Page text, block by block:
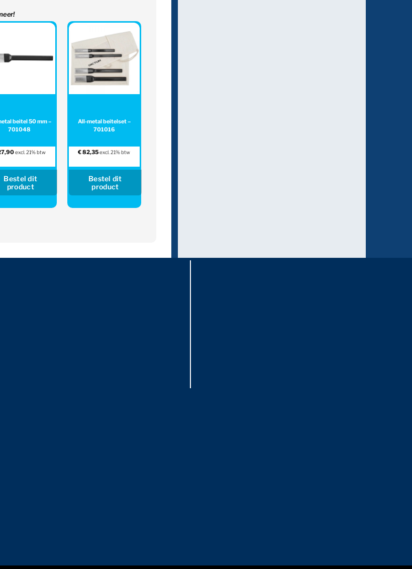
beitel 50 mm –
701048
excl. 21% btw
Bestel dit
product
All-metal beitelset –
701016
€82,35 excl. 21% btw
Bestel dit
product